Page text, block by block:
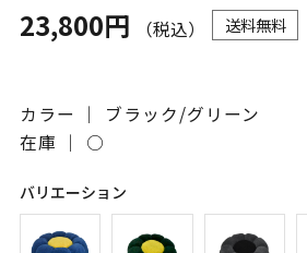
23,800円 （税込） 送料無料
カラー ｜ ブラック/グリーン
在庫 ｜ ○
バリエーション